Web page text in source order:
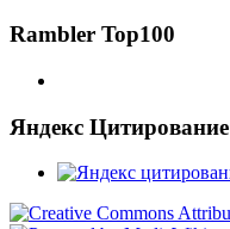
Rambler Top100
Яндекс Цитирование